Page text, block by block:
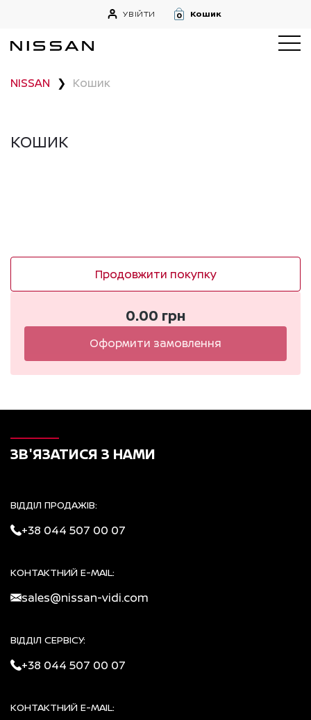
УВІЙТИ 0 Кошик
NISSAN ❯ Кошик
КОШИК
Продовжити покупку
0.00 грн
Оформити замовлення
ЗВ'ЯЗАТИСЯ З НАМИ
ВІДДІЛ ПРОДАЖІВ:
+38 044 507 00 07
КОНТАКТНИЙ E-MAIL:
sales@nissan-vidi.com
ВІДДІЛ СЕРВІСУ:
+38 044 507 00 07
КОНТАКТНИЙ E-MAIL: